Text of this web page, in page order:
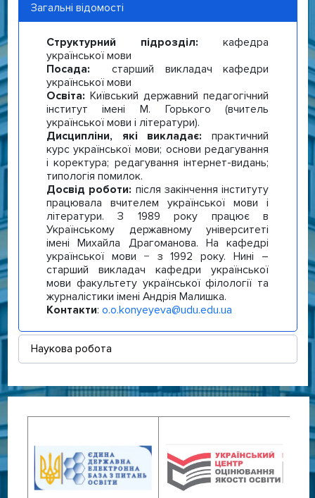
Загальні відомості
Структурний підрозділ: кафедра
української мови
Посада: старший викладач кафедри
української мови
Освіта: Київський державний педагогічний
інститут імені М. Горького (вчитель
української мови і літератури).
Дисципліни, які викладає: практичний
курс української мови; основи редагування
і коректура; редагування інтернет-видань;
типологія помилок.
Досвід роботи: після закінчення інституту
працювала вчителем української мови і
літератури. З 1989 року працює в
Українському державному університеті
імені Михайла Драгоманова. На кафедрі
української мови − з 1992 року. Нині –
старший викладач кафедри української
мови факультету української філології та
журналістики імені Андрія Малишка.
Контакти: o.o.konyeyeva@udu.edu.ua
Наукова робота